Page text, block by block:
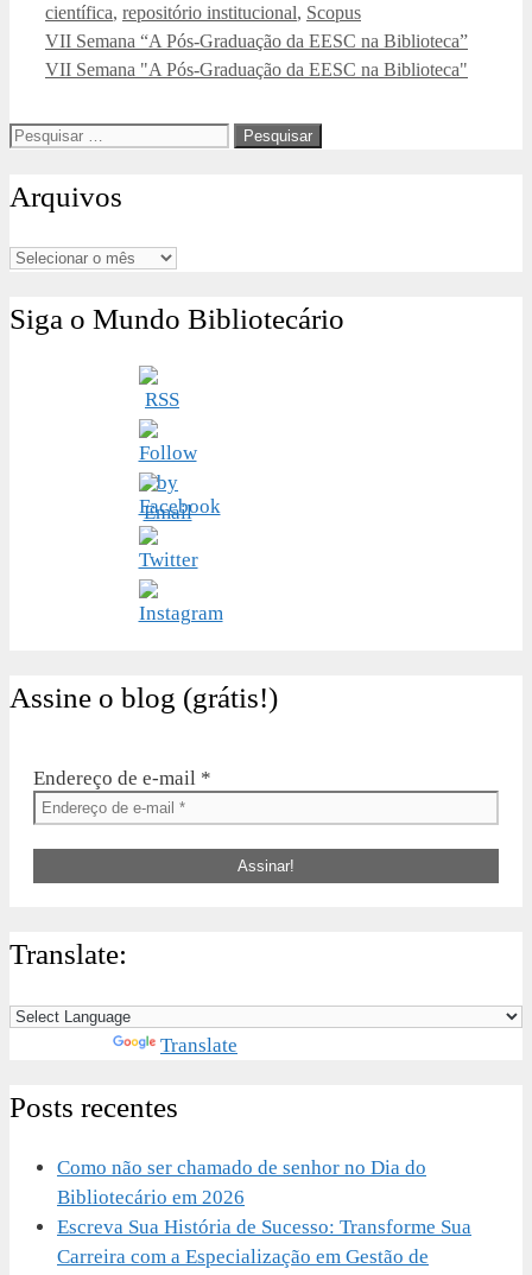
científica, repositório institucional, Scopus
VII Semana “A Pós-Graduação da EESC na Biblioteca”
VII Semana "A Pós-Graduação da EESC na Biblioteca"
Pesquisar
Arquivos
Arquivos
Siga o Mundo Bibliotecário
Assine o blog (grátis!)
Endereço de e-mail *
Translate:
Translate
Posts recentes
Como não ser chamado de senhor no Dia do
Bibliotecário em 2026
Escreva Sua História de Sucesso: Transforme Sua
Carreira com a Especialização em Gestão de